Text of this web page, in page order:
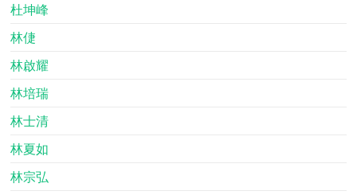
杜坤峰
林倢
林啟耀
林培瑞
林士清
林夏如
林宗弘